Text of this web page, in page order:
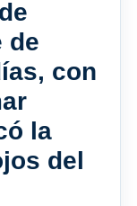
de
con
la
del